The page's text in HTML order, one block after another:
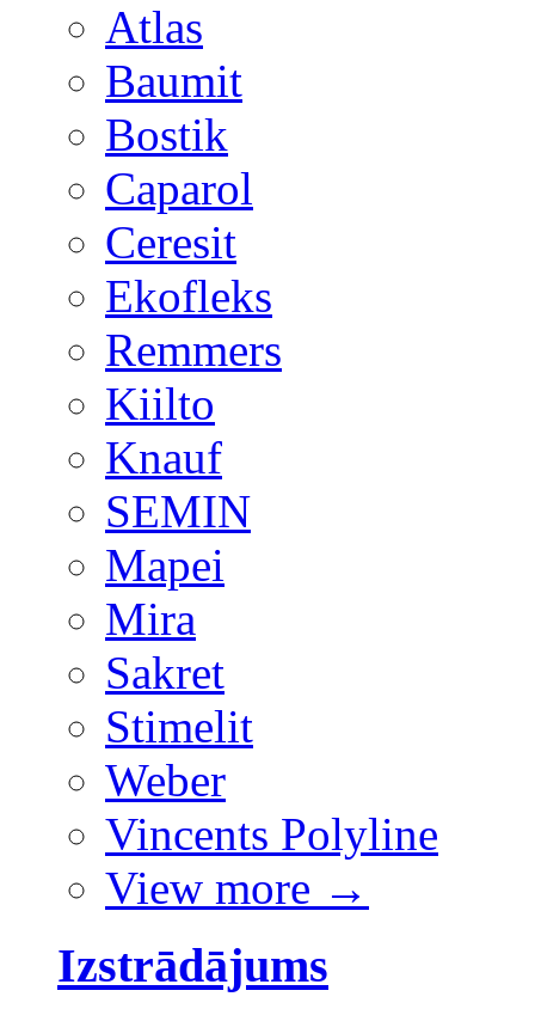
Atlas
Baumit
Bostik
Caparol
Ceresit
Ekofleks
Remmers
Kiilto
Knauf
SEMIN
Mapei
Mira
Sakret
Stimelit
Weber
Vincents Polyline
View more →
Izstrādājums